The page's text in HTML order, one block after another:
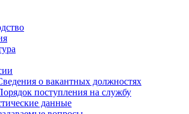
о вакантных должностях
поступления на службу
данные